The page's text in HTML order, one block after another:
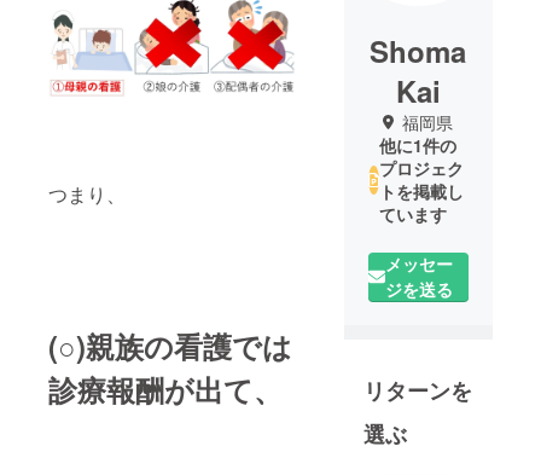
つまり、
(○)親族の看護では
診療報酬が出て、
Shoma
Kai
福岡県
他に1件の
プロジェク
トを掲載し
ています
メッセー
ジを送る
リターンを
選ぶ